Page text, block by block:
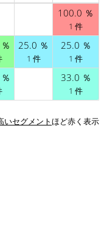
100.0 ％
1 件
25.0 ％
1 件
25.0 ％
1 件
33.0 ％
1 件
いセグメントほど赤く表示